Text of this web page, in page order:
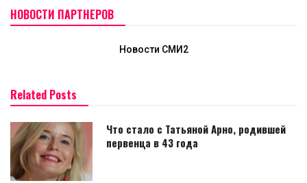
НОВОСТИ ПАРТНЕРОВ
Новости СМИ2
Related Posts
Что стало с Татьяной Арно, родившей
первенца в 43 года